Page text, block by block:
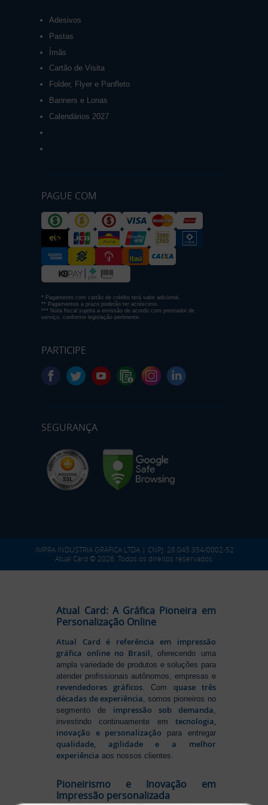
Adesivos
Pastas
Ímãs
Cartão de Visita
Folder, Flyer e Panfleto
Banners e Lonas
Calendários 2027
PAGUE COM
* Pagamento com cartão de crédito terá valor adicional.
** Pagamentos a prazo poderão ter acréscimo.
*** Nota fiscal sujeita a emissão de acordo com prestador de
serviço, conforme legislação pertinente.
PARTICIPE
SEGURANÇA
IMPRA INDUSTRIA GRAFICA LTDA | CNPJ: 28.045.354/0002-52
Atual Card © 2026. Todos os direitos reservados.
Atual Card: A Gráfica Pioneira em
Personalização Online
Atual Card é referência em impressão
gráfica online no Brasil , oferecendo uma
ampla variedade de produtos e soluções para
atender profissionais autônomos, empresas e
revendedores gráficos. Comquase três
décadas de experiência , somos pioneiros no
segmento de impressão sob demanda
investindo continuamente em tecnologia,
inovação e personalização para entregar
qualidade, agilidade e a melhor
experiência aos nossos clientes.
Pioneirismo e Inovação em
Impressão personalizada